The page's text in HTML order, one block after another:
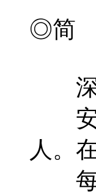
◎
深吸
安迪
人。
每集